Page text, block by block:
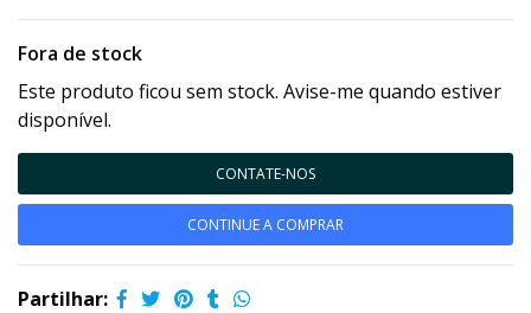
Fora de stock
Este produto ficou sem stock. Avise-me quando estiver
disponível.
CONTATE-NOS
CONTINUE A COMPRAR
Partilhar: